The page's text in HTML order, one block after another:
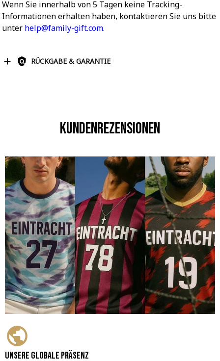
Wenn Sie innerhalb von 5 Tagen keine Tracking-
Informationen erhalten haben, kontaktieren Sie uns bitte
unter help@family-gift.com.
RÜCKGABE & GARANTIE
Kundenrezensionen
Unsere globale Präsenz